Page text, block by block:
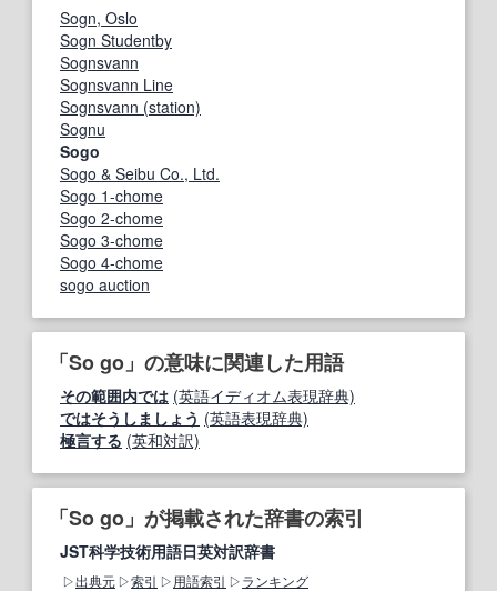
Sogn, Oslo
Sogn Studentby
Sognsvann
Sognsvann Line
Sognsvann (station)
Sognu
Sogo
Sogo & Seibu Co., Ltd.
Sogo 1-chome
Sogo 2-chome
Sogo 3-chome
Sogo 4-chome
sogo auction
「So go」の意味に関連した用語
その範囲内では (英語イディオム表現辞典)
ではそうしましょう (英語表現辞典)
極言する (英和対訳)
「So go」が掲載された辞書の索引
JST科学技術用語日英対訳辞書
出典元 索引 用語索引 ランキング